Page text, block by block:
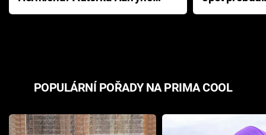
Pottera přišla s ráznou
přichází s
POPULÁRNÍ POŘADY NA PRIMA COOL